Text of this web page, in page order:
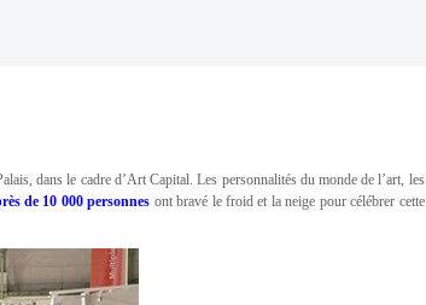
dans le cadre d’Art Capital. Les personnalités du monde de l’art, les
de 10 000 personnes ont bravé le froid et la neige pour célébrer cette